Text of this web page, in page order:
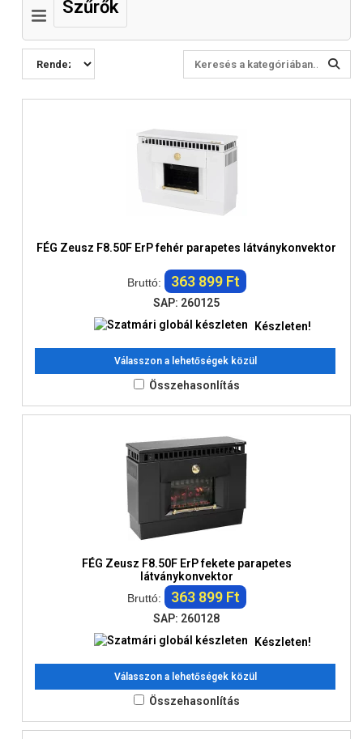
Szűrők
FÉG Zeusz F8.50F ErP fehér parapetes látványkonvektor
Bruttó: 363 899 Ft
SAP: 260125
Készleten!
Válasszon a lehetőségek közül
Összehasonlítás
FÉG Zeusz F8.50F ErP fekete parapetes
látványkonvektor
Bruttó:
363 899 Ft
SAP: 260128
Készleten!
Válasszon a lehetőségek közül
Összehasonlítás